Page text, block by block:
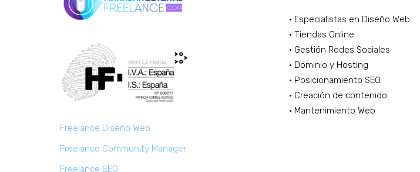
Freelance Diseño Web
Freelance Community Manager
Freelance SEO
· Especialistas en Diseño Web
· Tiendas Online
· Gestión Redes Sociales
· Dominio y Hosting
· Posicionamiento SEO
· Creación de contenido
· Mantenimiento Web